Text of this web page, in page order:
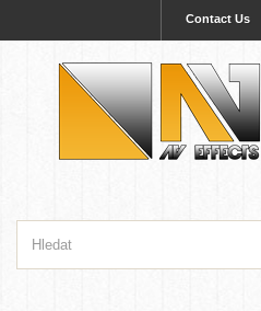
Contact Us